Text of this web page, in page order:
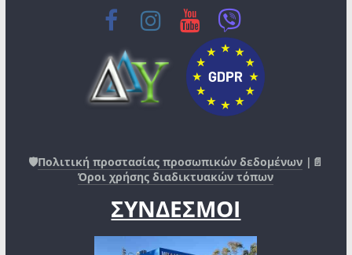
🛡️Πολιτική προστασίας προσωπικών δεδομένων |📄
Όροι χρήσης διαδικτυακών τόπων
ΣΥΝΔΕΣΜΟΙ